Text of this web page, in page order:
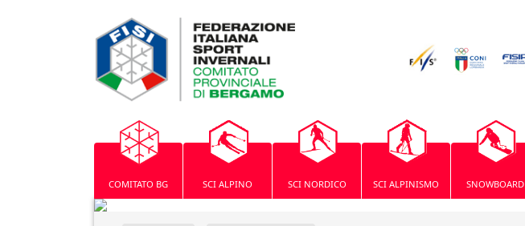
COMITATO BG SCI ALPINO SCI NORDICO SCI ALPINISMO SNOWBOARD